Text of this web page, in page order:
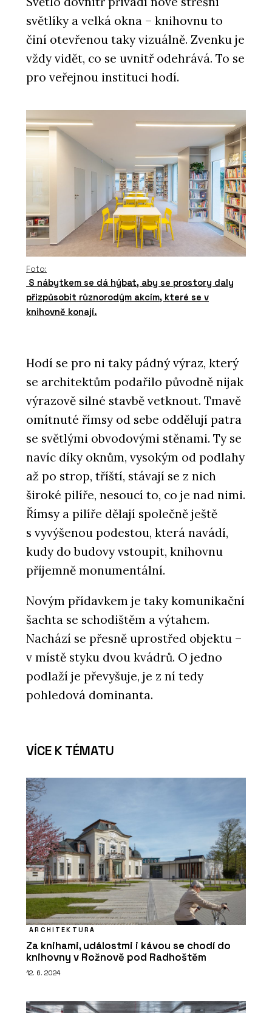
světlíky a velká okna – knihovnu to
činí otevřenou taky vizuálně. Zvenku je
vždy vidět, co se uvnitř odehrává. To se
pro veřejnou instituci hodí.
Foto:
S nábytkem se dá hýbat, aby se prostory daly
přizpůsobit různorodým akcím, které se v
knihovně konají.
Hodí se pro ni taky pádný výraz, který
se architektům podařilo původně nijak
výrazově silné stavbě vetknout. Tmavě
omítnuté římsy od sebe oddělují patra
se světlými obvodovými stěnami. Ty se
navíc díky oknům, vysokým od podlahy
až po strop, tříští, stávají se z nich
široké pilíře, nesoucí to, co je nad nimi.
Římsy a pilíře dělají společně ještě
s vyvýšenou podestou, která navádí,
kudy do budovy vstoupit, knihovnu
příjemně monumentální.
Novým přídavkem je taky komunikační
šachta se schodištěm a výtahem.
Nachází se přesně uprostřed objektu –
v místě styku dvou kvádrů. O jedno
podlaží je převyšuje, je z ní tedy
pohledová dominanta.
VÍCE K TÉMATU
ARCHITEKTURA
Za knihami, událostmi i kávou se chodí do
knihovny v Rožnově pod Radhoštěm
12. 6. 2024